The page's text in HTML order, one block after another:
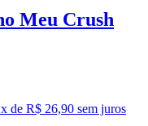
Meu Crush
x de R$ 26,90 sem juros